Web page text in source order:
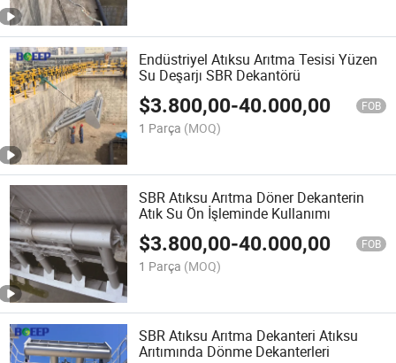
Endüstriyel Atıksu Arıtma Tesisi Yüzen
Su Deşarjı SBR Dekantörü
$3.800,00-40.000,00 FOB
1 Parça (MOQ)
SBR Atıksu Arıtma Döner Dekanterin
Atık Su Ön İşleminde Kullanımı
$3.800,00-40.000,00 FOB
1 Parça (MOQ)
SBR Atıksu Arıtma Dekanteri Atıksu
Arıtımında Dönme Dekanterleri